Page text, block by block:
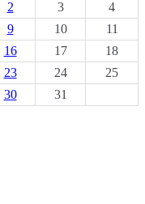
2 3
4
9 10
11
16 17
18
23 24
25
30
31